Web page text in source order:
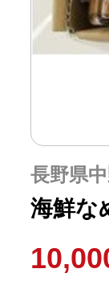
長野県
海鮮な